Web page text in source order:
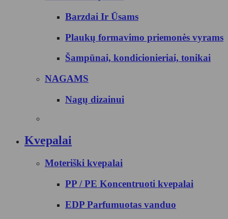
Barzdai Ir Ūsams
Plaukų formavimo priemonės vyrams
Šampūnai, kondicionieriai, tonikai
NAGAMS
Nagų dizainui
Kvepalai
Moteriški kvepalai
PP / PE Koncentruoti kvepalai
EDP Parfumuotas vanduo